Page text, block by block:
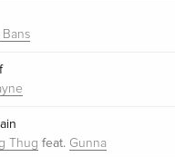
Bans
Thug feat. Gunna